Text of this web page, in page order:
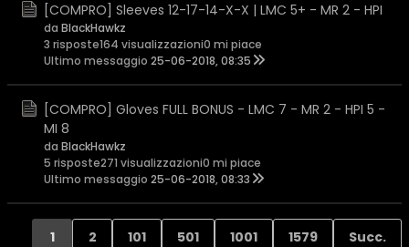
[COMPRO] Sleeves 12-17-14-X-X | LMC 5+ - MR 2 - HPI
da BlackHawkz
3 risposte164 visualizzazioni0 mi piace
Ultimo messaggio 25-06-2018, 08:35
[COMPRO] Gloves FULL BONUS - LMC 7 - MR 2 - HPI 5 -
MI 8
da BlackHawkz
5 risposte271 visualizzazioni0 mi piace
Ultimo messaggio 25-06-2018, 08:33
1 2 101 501 1001 1579 Succ.